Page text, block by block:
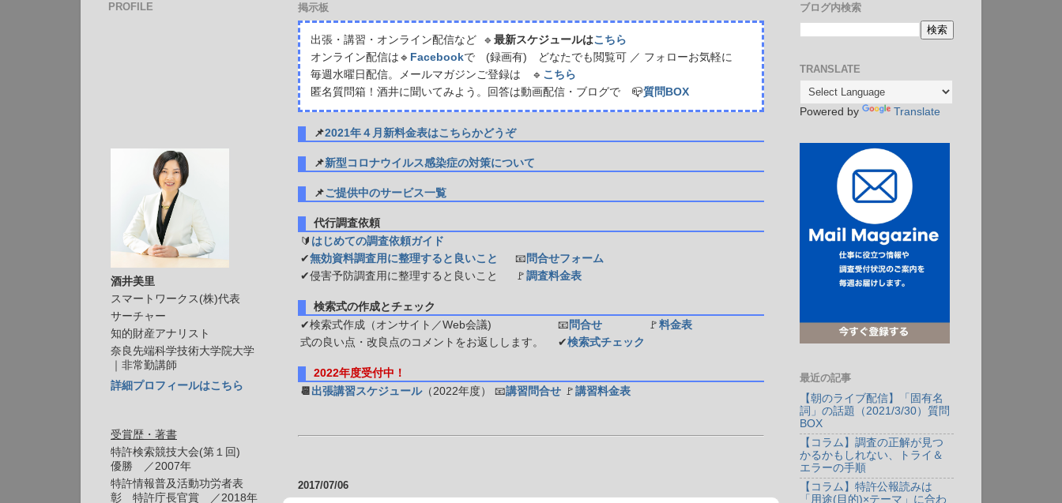
掲示板
出張・講習・オンライン配信など 🔹 最新スケジュールはこちら
オンライン配信は🔹 Facebookで (録画有) どなたでも閲覧可 ／ フォローお気軽に
毎週水曜日配信。メールマガジンご登録は 🔹 こちら
匿名質問箱！酒井に聞いてみよう。回答は動画配信・ブログで 📪質問BOX
📌2021年４月新料金表はこちらかどうぞ
📌新型コロナウイルス感染症の対策について
📌ご提供中のサービス一覧
代行調査依頼
🔰 はじめての調査依頼ガイド
✔無効資料調査用に整理すると良いこと 📧 問合せフォーム
✔侵害予防調査用に整理すると良いこと
🚩 調査料金表
検索式の作成とチェック
✔検索式作成（オンサイト／Web会議)
📧 問合せ 🚩 料金表
式の良い点・改良点のコメントをお返しします。
✔検索式チェック
2022年度受付中！
📆 出張講習スケジュール（2022年度） 📧講習問合せ 🚩 講習料金表
2017/07/06
PROFILE
酒井美里
スマートワークス(株)代表
サーチャー
知的財産アナリスト
奈良先端科学技術大学院大学
｜非常勤講師
詳細プロフィールはこちら
受賞歴・著書
特許検索競技大会(第１回)
優勝 ／2007年
特許情報普及活動功労者表
彰 特許庁長官賞 ／2018年
ブログ内検索
TRANSLATE
Powered by Translate
最近の記事
【朝のライブ配信】「固有名
詞」の話題（2021/3/30）質問
BOX
【コラム】調査の正解が見つ
かるかもしれない、トライ＆
エラーの手順
【コラム】特許公報読みは
「用途(目的)×テーマ」に合わ